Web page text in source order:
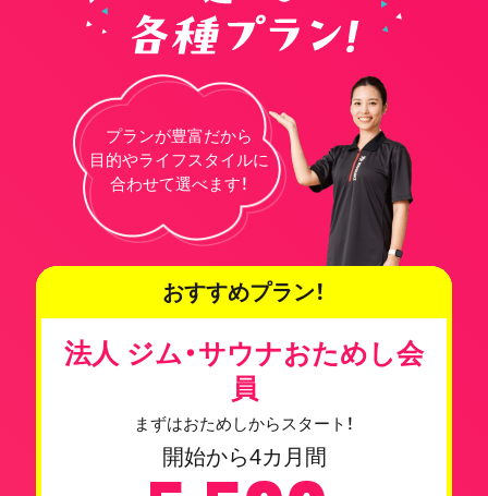
プランが豊富だから
目的やライフスタイルに
合わせて選べます！
おすすめプラン！
法人 ジム・サウナおためし会
員
まずはおためしからスタート！
開始から4カ月間